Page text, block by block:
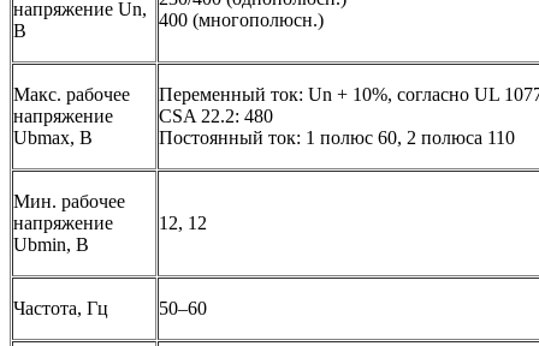
напряжение Un,
B
400 (многополюсн.)
Макс. рабочее
напряжение
Ubmax, B
Переменный ток: Un + 10%, согласно UL
CSA 22.2: 480
Постоянный ток: 1 полюс 60, 2 полюса 110
Мин. рабочее
напряжение
Ubmin, B
12, 12
Частота, Гц 50–60